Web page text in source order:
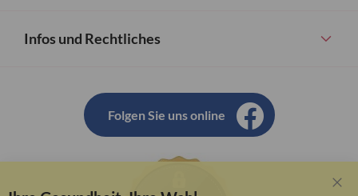
Infos und Rechtliches
Folgen Sie uns online